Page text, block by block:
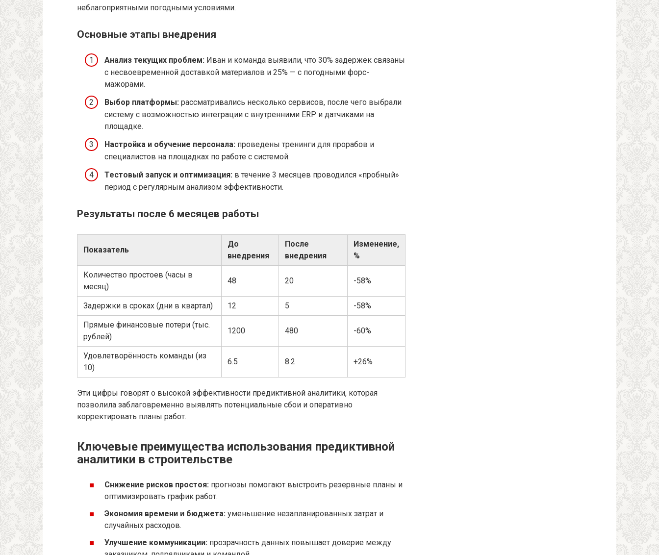
неблагоприятными погодными условиями.
Основные этапы внедрения
Анализ текущих проблем: Иван и команда выявили, что 30% задержек связаны
с несвоевременной доставкой материалов и 25% — с погодными форс-
мажорами.
Выбор платформы: рассматривались несколько сервисов, после чего выбрали
систему с возможностью интеграции с внутренними ERP и датчиками на
площадке.
Настройка и обучение персонала: проведены тренинги для прорабов и
специалистов на площадках по работе с системой.
Тестовый запуск и оптимизация: в течение 3 месяцев проводился «пробный»
период с регулярным анализом эффективности.
Результаты после 6 месяцев работы
Показатель
До
внедрения
После
внедрения
Изменение,
%
Количество простоев (часы в
месяц)
48 20 -58%
Задержки в сроках (дни в квартал) 12 5 -58%
Прямые финансовые потери (тыс.
рублей)
1200 480 -60%
Удовлетворённость команды (из
10)
6.5 8.2 +26%
Эти цифры говорят о высокой эффективности предиктивной аналитики, которая
позволила заблаговременно выявлять потенциальные сбои и оперативно
корректировать планы работ.
Ключевые преимущества использования предиктивной
аналитики в строительстве
Снижение рисков простоя: прогнозы помогают выстроить резервные планы и
оптимизировать график работ.
Экономия времени и бюджета: уменьшение незапланированных затрат и
случайных расходов.
Улучшение коммуникации: прозрачность данных повышает доверие между